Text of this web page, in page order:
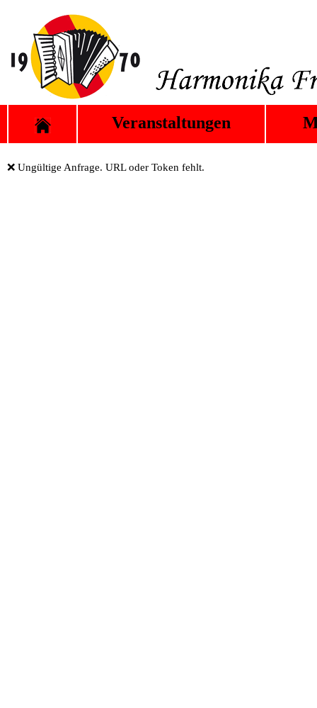
Veranstaltungen
❌ Ungültige Anfrage. URL oder Token fehlt.